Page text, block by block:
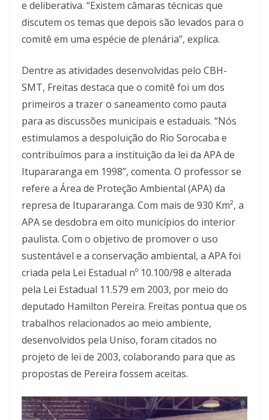
e deliberativa. “Existem câmaras técnicas que
discutem os temas que depois são levados para o
comitê em uma espécie de plenária”, explica.
Dentre as atividades desenvolvidas pelo CBH-
SMT, Freitas destaca que o comitê foi um dos
primeiros a trazer o saneamento como pauta
para as discussões municipais e estaduais. “Nós
estimulamos a despoluição do Rio Sorocaba e
contribuímos para a instituição da lei da APA de
Itupararanga em 1998”, comenta. O professor se
refere a Área de Proteção Ambiental (APA) da
represa de Itupararanga. Com mais de 930 Km², a
APA se desdobra em oito municípios do interior
paulista. Com o objetivo de promover o uso
sustentável e a conservação ambiental, a APA foi
criada pela Lei Estadual nº 10.100/98 e alterada
pela Lei Estadual 11.579 em 2003, por meio do
deputado Hamilton Pereira. Freitas pontua que os
trabalhos relacionados ao meio ambiente,
desenvolvidos pela Uniso, foram citados no
projeto de lei de 2003, colaborando para que as
propostas de Pereira fossem aceitas.